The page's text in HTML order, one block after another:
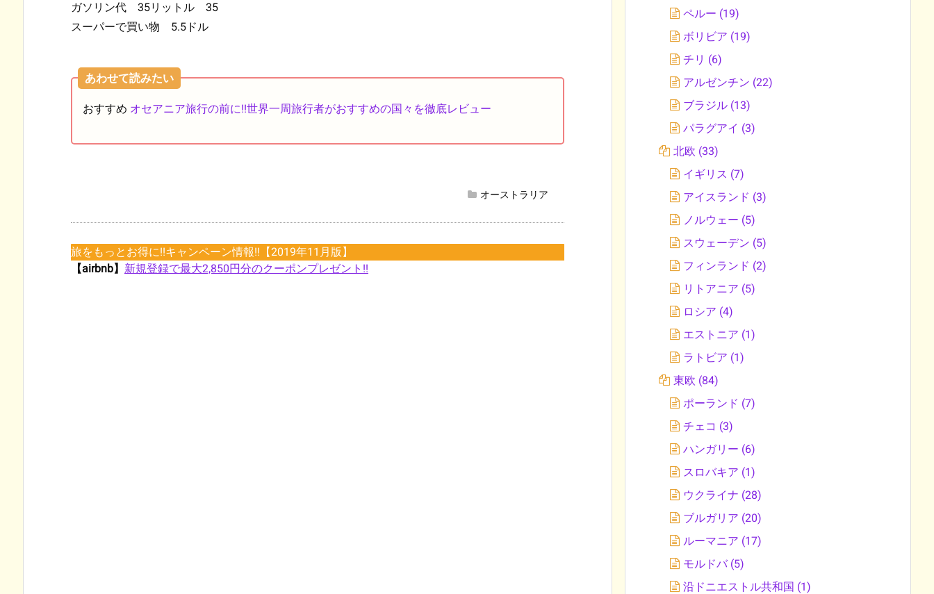
ガソリン代 35リットル 35
スーパーで買い物 5.5ドル
あわせて読みたい
おすすめ オセアニア旅行の前に!!世界一周旅行者がおすすめの国々を徹底レビュー
オーストラリア
旅をもっとお得に!!キャンペーン情報!!【2019年11月版】
【airbnb】 新規登録で最大2,850円分のクーポンプレゼント!!
ペルー (19)
ボリビア (19)
チリ (6)
アルゼンチン (22)
ブラジル (13)
パラグアイ (3)
北欧 (33)
イギリス (7)
アイスランド (3)
ノルウェー (5)
スウェーデン (5)
フィンランド (2)
リトアニア (5)
ロシア (4)
エストニア (1)
ラトビア (1)
東欧 (84)
ポーランド (7)
チェコ (3)
ハンガリー (6)
スロバキア (1)
ウクライナ (28)
ブルガリア (20)
ルーマニア (17)
モルドバ (5)
沿ドニエストル共和国 (1)